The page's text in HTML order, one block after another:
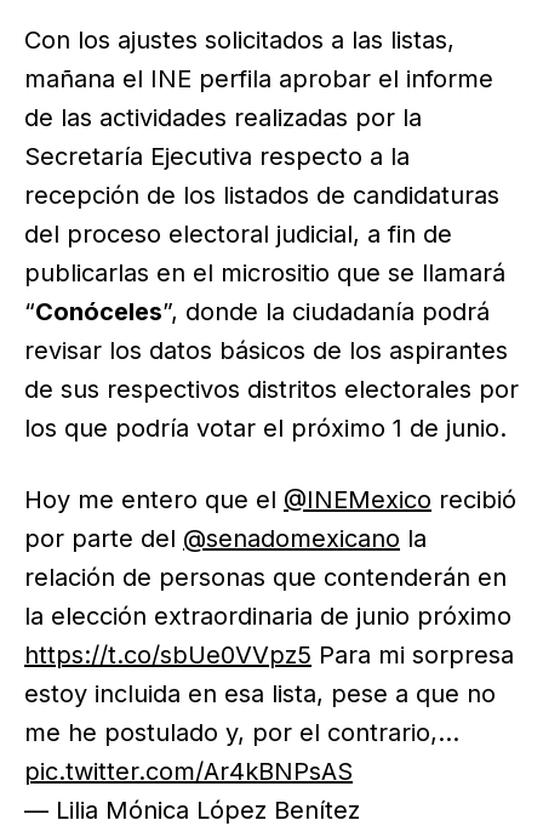
Con los ajustes solicitados a las listas,
mañana el INE perfila aprobar el informe
de las actividades realizadas por la
Secretaría Ejecutiva respecto a la
recepción de los listados de candidaturas
del proceso electoral judicial, a fin de
publicarlas en el micrositio que se llamará
“Conóceles”, donde la ciudadanía podrá
revisar los datos básicos de los aspirantes
de sus respectivos distritos electorales por
los que podría votar el próximo 1 de junio.
Hoy me entero que el @INEMexico recibió
por parte del @senadomexicano la
relación de personas que contenderán en
la elección extraordinaria de junio próximo
https://t.co/sbUe0VVpz5 Para mi sorpresa
estoy incluida en esa lista, pese a que no
me he postulado y, por el contrario,…
pic.twitter.com/Ar4kBNPsAS
— Lilia Mónica López Benítez